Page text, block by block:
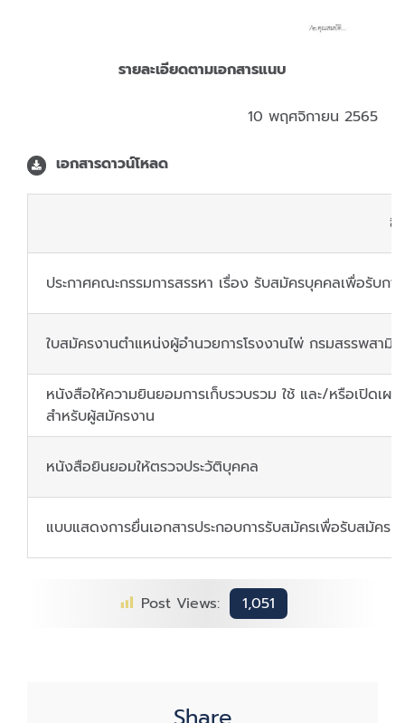
รายละเอียดตามเอกสารแนบ
10 พฤศจิกายน 2565
เอกสารดาวน์โหลด
ชื่
ประกาศคณะกรรมการสรรหา เรื่อง รับสมัครบุคคลเพื่อรับก
ใบสมัครงานตำแหน่งผู้อำนวยการโรงงานไพ่ กรมสรรพสามิต
หนังสือให้ความยินยอมการเก็บรวบรวม ใช้ และ/หรือเปิดเ
สำหรับผู้สมัครงาน
หนังสือยินยอมให้ตรวจประวัติบุคคล
แบบแสดงการยื่นเอกสารประกอบการรับสมัครเพื่อรับสมัคร
Post Views: 1,051